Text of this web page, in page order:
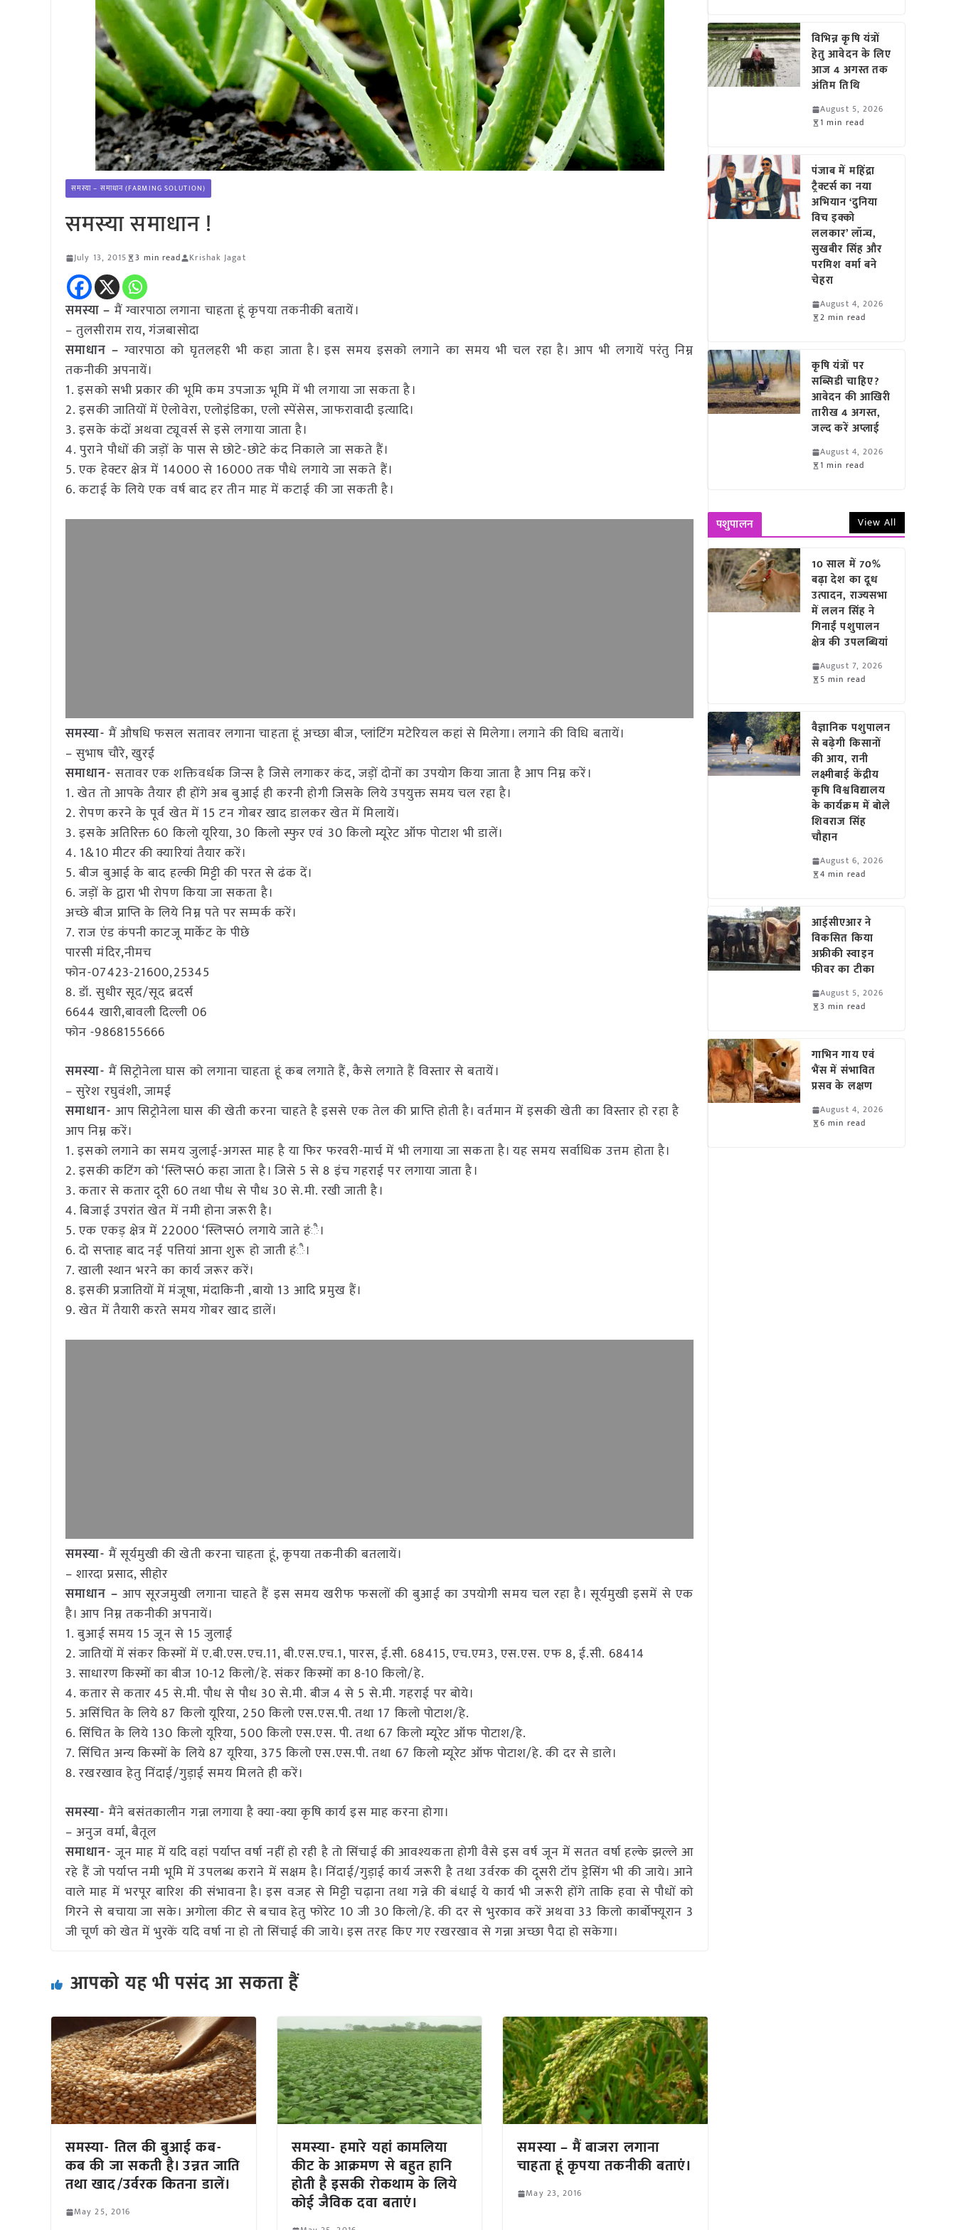
समस्या – समाधान (FARMING SOLUTION)
समस्या समाधान !
July 13, 2015 3 min read Krishak Jagat
समस्या – मैं ग्वारपाठा लगाना चाहता हूं कृपया तकनीकी बतायें।
– तुलसीराम राय, गंजबासोदा
समाधान – ग्वारपाठा को घृतलहरी भी कहा जाता है। इस समय इसको लगाने का समय भी चल रहा है। आप भी लगायें परंतु निम्न
तकनीकी अपनायें।
1. इसको सभी प्रकार की भूमि कम उपजाऊ भूमि में भी लगाया जा सकता है।
2. इसकी जातियों में ऐलोवेरा, एलोइंडिका, एलो स्पेंसेस, जाफरावादी इत्यादि।
3. इसके कंदों अथवा ट्यूवर्स से इसे लगाया जाता है।
4. पुराने पौधों की जड़ों के पास से छोटे-छोटे कंद निकाले जा सकते हैं।
5. एक हेक्टर क्षेत्र में 14000 से 16000 तक पौधे लगाये जा सकते हैं।
6. कटाई के लिये एक वर्ष बाद हर तीन माह में कटाई की जा सकती है।
समस्या- मैं औषधि फसल सतावर लगाना चाहता हूं अच्छा बीज, प्लांटिंग मटेरियल कहां से मिलेगा। लगाने की विधि बतायें।
– सुभाष चौरे, खुरई
समाधान- सतावर एक शक्तिवर्धक जिन्स है जिसे लगाकर कंद, जड़ों दोनों का उपयोग किया जाता है आप निम्न करें।
1. खेत तो आपके तैयार ही होंगे अब बुआई ही करनी होगी जिसके लिये उपयुक्त समय चल रहा है।
2. रोपण करने के पूर्व खेत में 15 टन गोबर खाद डालकर खेत में मिलायें।
3. इसके अतिरिक्त 60 किलो यूरिया, 30 किलो स्फुर एवं 30 किलो म्यूरेट ऑफ पोटाश भी डालें।
4. 1&10 मीटर की क्यारियां तैयार करें।
5. बीज बुआई के बाद हल्की मिट्टी की परत से ढंक दें।
6. जड़ों के द्वारा भी रोपण किया जा सकता है।
अच्छे बीज प्राप्ति के लिये निम्न पते पर सम्पर्क करें।
7. राज एंड कंपनी काटजू मार्केट के पीछे
पारसी मंदिर,नीमच
फोन-07423-21600,25345
8. डॉ. सुधीर सूद/सूद ब्रदर्स
6644 खारी,बावली दिल्ली 06
फोन -9868155666
समस्या- मैं सिट्रोनेला घास को लगाना चाहता हूं कब लगाते हैं, कैसे लगाते हैं विस्तार से बतायें।
– सुरेश रघुवंशी, जामई
समाधान- आप सिट्रोनेला घास की खेती करना चाहते है इससे एक तेल की प्राप्ति होती है। वर्तमान में इसकी खेती का विस्तार हो रहा है
आप निम्न करें।
1. इसको लगाने का समय जुलाई-अगस्त माह है या फिर फरवरी-मार्च में भी लगाया जा सकता है। यह समय सर्वाधिक उत्तम होता है।
2. इसकी कटिंग को ‘स्लिप्सÓ कहा जाता है। जिसे 5 से 8 इंच गहराई पर लगाया जाता है।
3. कतार से कतार दूरी 60 तथा पौध से पौध 30 से.मी. रखी जाती है।
4. बिजाई उपरांत खेत में नमी होना जरूरी है।
5. एक एकड़ क्षेत्र में 22000 ‘स्लिप्सÓ लगाये जाते हंै।
6. दो सप्ताह बाद नई पत्तियां आना शुरू हो जाती हंै।
7. खाली स्थान भरने का कार्य जरूर करें।
8. इसकी प्रजातियों में मंजूषा, मंदाकिनी ,बायो 13 आदि प्रमुख हैं।
9. खेत में तैयारी करते समय गोबर खाद डालें।
समस्या- मैं सूर्यमुखी की खेती करना चाहता हूं, कृपया तकनीकी बतलायें।
– शारदा प्रसाद, सीहोर
समाधान – आप सूरजमुखी लगाना चाहते हैं इस समय खरीफ फसलों की बुआई का उपयोगी समय चल रहा है। सूर्यमुखी इसमें से एक
है। आप निम्न तकनीकी अपनायें।
1. बुआई समय 15 जून से 15 जुलाई
2. जातियों में संकर किस्मों में ए.बी.एस.एच.11, बी.एस.एच.1, पारस, ई.सी. 68415, एच.एम3, एस.एस. एफ 8, ई.सी. 68414
3. साधारण किस्मों का बीज 10-12 किलो/हे. संकर किस्मों का 8-10 किलो/हे.
4. कतार से कतार 45 से.मी. पौध से पौध 30 से.मी. बीज 4 से 5 से.मी. गहराई पर बोये।
5. असिंचित के लिये 87 किलो यूरिया, 250 किलो एस.एस.पी. तथा 17 किलो पोटाश/हे.
6. सिंचित के लिये 130 किलो यूरिया, 500 किलो एस.एस. पी. तथा 67 किलो म्यूरेट ऑफ पोटाश/हे.
7. सिंचित अन्य किस्मों के लिये 87 यूरिया, 375 किलो एस.एस.पी. तथा 67 किलो म्यूरेट ऑफ पोटाश/हे. की दर से डाले।
8. रखरखाव हेतु निंदाई/गुड़ाई समय मिलते ही करें।
समस्या- मैंने बसंतकालीन गन्ना लगाया है क्या-क्या कृषि कार्य इस माह करना होगा।
– अनुज वर्मा, बैतूल
समाधान- जून माह में यदि वहां पर्याप्त वर्षा नहीं हो रही है तो सिंचाई की आवश्यकता होगी वैसे इस वर्ष जून में सतत वर्षा हल्के झल्ले आ
रहे हैं जो पर्याप्त नमी भूमि में उपलब्ध कराने में सक्षम है। निंदाई/गुड़ाई कार्य जरूरी है तथा उर्वरक की दूसरी टॉप ड्रेसिंग भी की जाये। आने
वाले माह में भरपूर बारिश की संभावना है। इस वजह से मिट्टी चढ़ाना तथा गन्ने की बंधाई ये कार्य भी जरूरी होंगे ताकि हवा से पौधों को
गिरने से बचाया जा सके। अगोला कीट से बचाव हेतु फोरेट 10 जी 30 किलो/हे. की दर से भुरकाव करें अथवा 33 किलो कार्बोफ्यूरान 3
जी चूर्ण को खेत में भुरकें यदि वर्षा ना हो तो सिंचाई की जाये। इस तरह किए गए रखरखाव से गन्ना अच्छा पैदा हो सकेगा।
आपको यह भी पसंद आ सकता हैं
समस्या- तिल की बुआई कब-
कब की जा सकती है। उन्नत जाति
तथा खाद/उर्वरक कितना डालें।
May 25, 2016
समस्या- हमारे यहां कामलिया
कीट के आक्रमण से बहुत हानि
होती है इसकी रोकथाम के लिये
कोई जैविक दवा बताएं।
समस्या – मैं बाजरा लगाना
चाहता हूं कृपया तकनीकी बताएं।
May 23, 2016
विभिन्न कृषि यंत्रों
हेतु आवेदन के लिए
आज 4 अगस्त तक
अंतिम तिथि
August 5, 2026
1 min read
पंजाब में महिंद्रा
ट्रैक्टर्स का नया
अभियान ‘दुनिया
विच इक्को
ललकार’ लॉन्च,
सुखबीर सिंह और
परमिश वर्मा बने
चेहरा
August 4, 2026
2 min read
कृषि यंत्रों पर
सब्सिडी चाहिए?
आवेदन की आखिरी
तारीख 4 अगस्त,
जल्द करें अप्लाई
August 4, 2026
1 min read
पशुपालन View All
10 साल में 70%
बढ़ा देश का दूध
उत्पादन, राज्यसभा
में ललन सिंह ने
गिनाईं पशुपालन
क्षेत्र की उपलब्धियां
August 7, 2026
5 min read
वैज्ञानिक पशुपालन
से बढ़ेगी किसानों
की आय, रानी
लक्ष्मीबाई केंद्रीय
कृषि विश्वविद्यालय
के कार्यक्रम में बोले
शिवराज सिंह
चौहान
August 6, 2026
4 min read
आईसीएआर ने
विकसित किया
अफ्रीकी स्वाइन
फीवर का टीका
August 5, 2026
3 min read
गाभिन गाय एवं
भैंस में संभावित
प्रसव के लक्षण
August 4, 2026
6 min read